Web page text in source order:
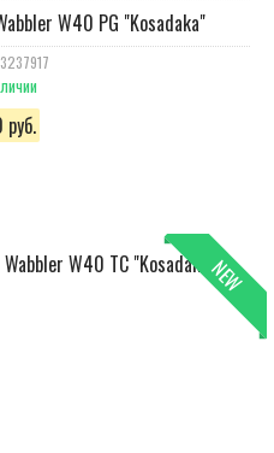
W40 PG "Kosadaka"
руб.
NEW